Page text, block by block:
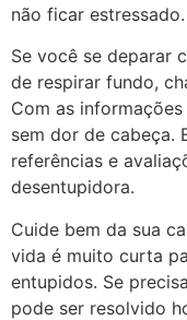
não ficar estressado.
Se você se deparar
de respirar fundo,
Com as
sem dor de cabeça.
referências e
desentupidora.
Cuide bem da sua
vida é muito curta
entupidos. Se
pode ser resolvido